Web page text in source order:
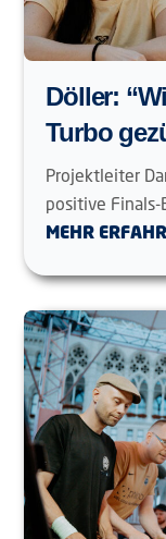
Döller:
Turbo
Projektleiter
positive
MEHR